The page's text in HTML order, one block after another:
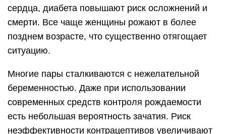
сердца, диабета повышают риск осложнений и
смерти. Все чаще женщины рожают в более
позднем возрасте, что существенно отягощает
ситуацию.
Многие пары сталкиваются с нежелательной
беременностью. Даже при использовании
современных средств контроля рождаемости
есть небольшая вероятность зачатия. Риск
неэффективности контрацептивов увеличивают